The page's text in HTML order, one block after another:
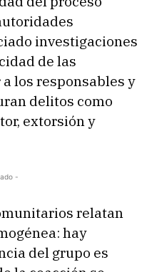
investigaciones
de las
los responsables y
delitos como
extorsión y
-
relatan
hay
del grupo es